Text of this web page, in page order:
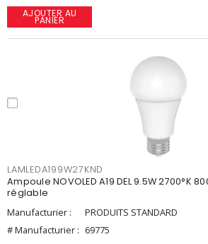
AJOUTER AU
PANIER
LAMLEDA199W27KND
Ampoule NOVOLED A19 DEL 9.5W 2700°K
réglable
Manufacturier :
PRODUITS STANDARD
# Manufacturier : 69775